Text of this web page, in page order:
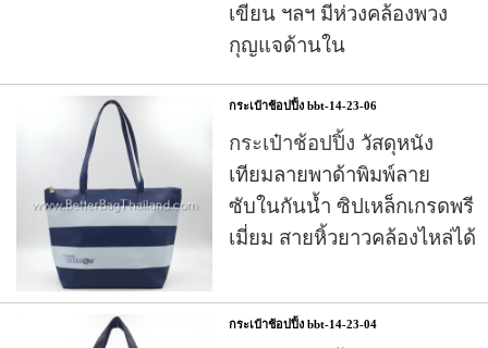
เขียน ฯลฯ มีห่วงคล้องพวง
กุญแจด้านใน
กระเป๋าช้อปปิ้ง bbt-14-23-06
กระเป๋าช้อปปิ้ง วัสดุหนัง
เทียมลายพาด้าพิมพ์ลาย
ซับในกันน้ำ ซิปเหล็กเกรดพรี
เมี่ยม สายหิ้วยาวคล้องไหล่ได้
กระเป๋าช้อปปิ้ง bbt-14-23-04